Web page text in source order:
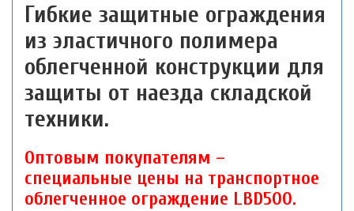
Гибкие защитные ограждения
из эластичного полимера
облегченной конструкции для
защиты от наезда складской
техники.
Оптовым покупателям –
специальные цены на транспортное
облегченное ограждение LBD500.